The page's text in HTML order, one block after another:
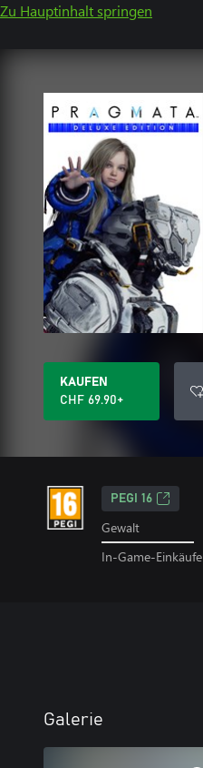
Zu Hauptinhalt springen
KAUFEN
CHF 69.90+
PEGI 16
Gewalt
In-Game-Einkäufe
Galerie